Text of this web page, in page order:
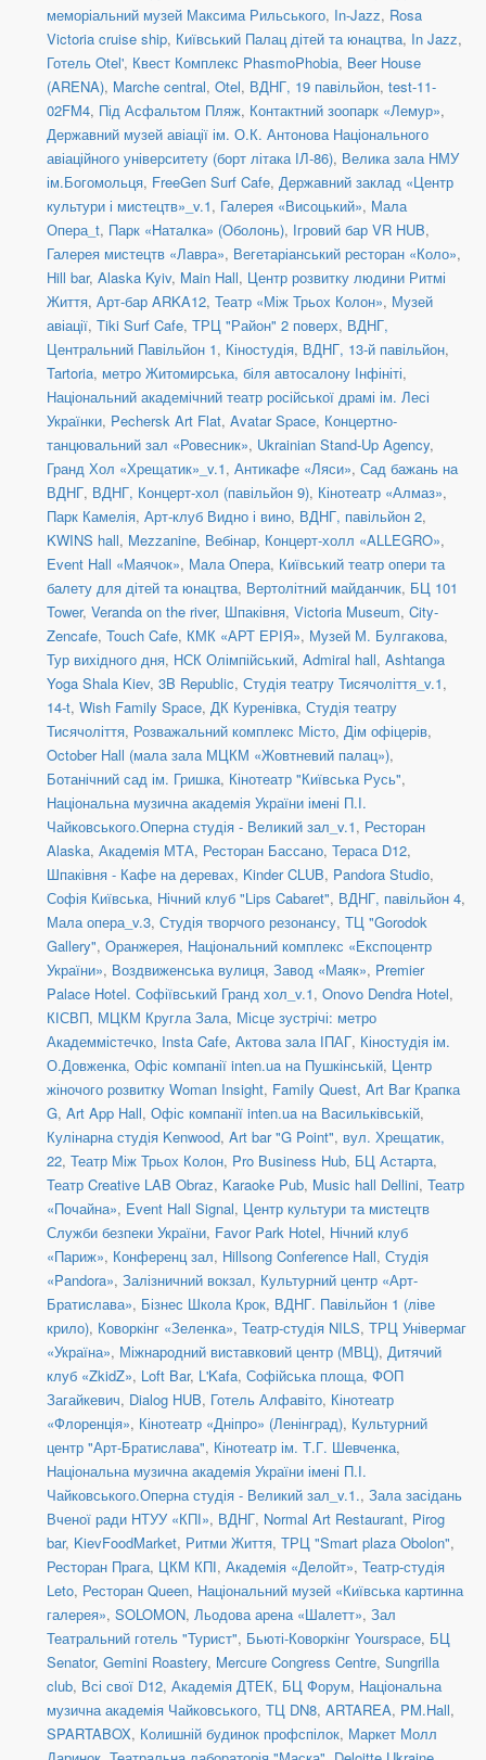
меморіальний музей Максима Рильського, In-Jazz, Rosa
Victoria cruise ship, Київський Палац дітей та юнацтва, In Jazz,
Готель Otel', Квест Комплекс PhasmoPhobia, Beer House
(ARENA), Marche central, Otel, ВДНГ, 19 павільйон, test-11-
02FM4, Під Асфальтом Пляж, Контактний зоопарк «Лемур»,
Державний музей авіації ім. О.К. Антонова Національного
авіаційного університету (борт літака ІЛ-86), Велика зала НМУ
ім.Богомольця, FreeGen Surf Cafe, Державний заклад «Центр
культури і мистецтв»_v.1, Галерея «Висоцький», Мала
Опера_t, Парк «Наталка» (Оболонь), Ігровий бар VR HUB,
Галерея мистецтв «Лавра», Вегетаріанський ресторан «Коло»,
Hill bar, Alaska Kyiv, Main Hall, Центр розвитку людини Ритмі
Життя, Арт-бар ARKA12, Театр «Між Трьох Колон», Музей
авіації, Tiki Surf Cafe, ТРЦ "Район" 2 поверх, ВДНГ,
Центральний Павільйон 1, Кіностудія, ВДНГ, 13-й павільйон,
Tartoria, метро Житомирська, біля автосалону Інфініті,
Національний академічний театр російської драмі ім. Лесі
Українки, Pechersk Art Flat, Avatar Space, Концертно-
танцювальний зал «Ровесник», Ukrainian Stand-Up Agency,
Гранд Хол «Хрещатик»_v.1, Антикафе «Ляси», Сад бажань на
ВДНГ, ВДНГ, Концерт-хол (павільйон 9), Кінотеатр «Алмаз»,
Парк Камелія, Арт-клуб Видно і вино, ВДНГ, павільйон 2,
KWINS hall, Mezzanine, Вебінар, Концерт-холл «ALLEGRO»,
Event Hall «Маячок», Мала Опера, Київський театр опери та
балету для дітей та юнацтва, Вертолітний майданчик, БЦ 101
Tower, Veranda on the river, Шпаківня, Victoria Museum, City-
Zencafe, Touch Cafe, КМК «АРТ ЕРІЯ», Музей М. Булгакова,
Тур вихідного дня, НСК Олімпійський, Admiral hall, Ashtanga
Yoga Shala Kiev, 3B Republic, Студія театру Тисячоліття_v.1,
14-t, Wish Family Space, ДК Куренівка, Студія театру
Тисячоліття, Розважальний комплекс Місто, Дім офіцерів,
October Hall (мала зала МЦКМ «Жовтневий палац»),
Ботанічний сад ім. Гришка, Кінотеатр "Київська Русь",
Національна музична академія України імені П.І.
Чайковського.Оперна студія - Великий зал_v.1, Ресторан
Alaska, Академія МТА, Ресторан Бассано, Тераса D12,
Шпаківня - Кафе на деревах, Kinder CLUB, Pandora Studio,
Софія Київська, Нічний клуб "Lips Cabaret", ВДНГ, павільйон 4,
Мала опера_v.3, Студія творчого резонансу, ТЦ "Gorodok
Gallery", Оранжерея, Національний комплекс «Експоцентр
України», Воздвиженська вулиця, Завод «Маяк», Premier
Palace Hotel. Софіївський Гранд хол_v.1, Onovo Dendra Hotel,
КІСВП, МЦКМ Кругла Зала, Місце зустрічі: метро
Академмістечко, Insta Cafe, Актова зала ІПАГ, Кіностудія ім.
О.Довженка, Офіс компанії inten.ua на Пушкінській, Центр
жіночого розвитку Woman Insight, Family Quest, Art Bar Крапка
G, Art App Hall, Офіс компанії inten.ua на Васильківській,
Кулінарна студія Kenwood, Art bar "G Point", вул. Хрещатик,
22, Театр Між Трьох Колон, Pro Business Hub, БЦ Астарта,
Театр Creative LAB Obraz, Karaoke Pub, Music hall Dellini, Театр
«Почайна», Event Hall Signal, Центр культури та мистецтв
Служби безпеки України, Favor Park Hotel, Нічний клуб
«Париж», Конференц зал, Hillsong Conference Hall, Студія
«Pandora», Залізничний вокзал, Культурний центр «Арт-
Братислава», Бізнес Школа Крок, ВДНГ. Павільйон 1 (ліве
крило), Коворкінг «Зеленка», Театр-студія NILS, ТРЦ Універмаг
«Україна», Міжнародний виставковий центр (МВЦ), Дитячий
клуб «ZkidZ», Loft Bar, L'Kafa, Софійська площа, ФОП
Загайкевич, Dialog HUB, Готель Алфавіто, Кінотеатр
«Флоренція», Кінотеатр «Дніпро» (Ленінград), Культурний
центр "Арт-Братислава", Кінотеатр ім. Т.Г. Шевченка,
Національна музична академія України імені П.І.
Чайковського.Оперна студія - Великий зал_v.1., Зала засідань
Вченої ради НТУУ «КПІ», ВДНГ, Normal Art Restaurant, Pirog
bar, KievFoodMarket, Ритми Життя, ТРЦ "Smart plaza Obolon",
Ресторан Прага, ЦКМ КПІ, Академія «Делойт», Театр-студія
Leto, Ресторан Queen, Національний музей «Київська картинна
галерея», SOLOMON, Льодова арена «Шалетт», Зал
Театральний готель "Турист", Бьюті-Коворкінг Yourspace, БЦ
Senator, Gemini Roastery, Mercure Congress Centre, Sungrilla
club, Всі свої D12, Академія ДТЕК, БЦ Форум, Національна
музична академія Чайковського, ТЦ DN8, ARTAREA, PM.Hall,
SPARTABOX, Колишній будинок профспілок, Маркет Молл